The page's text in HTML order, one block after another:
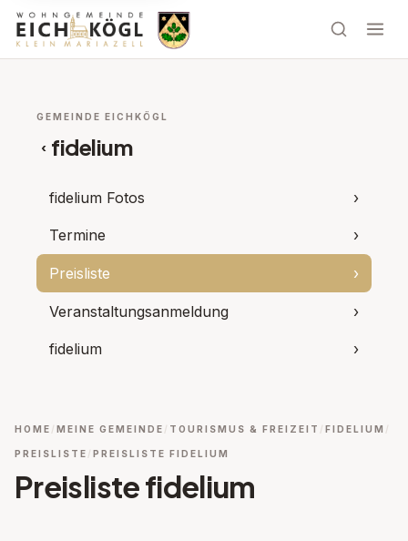
GEMEINDE EICHKÖGL
‹ fidelium
fidelium Fotos ›
Termine ›
Preisliste ›
Veranstaltungsanmeldung ›
fidelium ›
HOME MEINE GEMEINDE TOURISMUS & FREIZEIT FIDELIUM
PREISLISTE PREISLISTE FIDELIUM
Preisliste fidelium